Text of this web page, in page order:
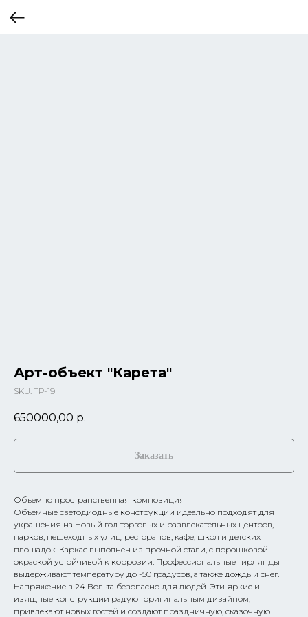
Арт-объект "Карета"
SKU: ТР-19
650000,00 р.
Заказать
Объемно пространственная композиция
Объёмные светодиодные конструкции идеально подходят для
украшения на Новый год торговых и развлекательных центров,
парков, пешеходных улиц, ресторанов, кафе, школ и детских
площадок. Каркас выполнен из прочной стали, с порошковой
окраской устойчивой к коррозии. Профессиональные гирлянды
выдерживают температуру до -50 градусов, а также дождь и снег.
Напряжение в 24 Вольта безопасно для людей. Эти яркие и
изящные конструкции радуют оригинальным дизайном,
привлекают новых гостей и создают праздничную, сказочную